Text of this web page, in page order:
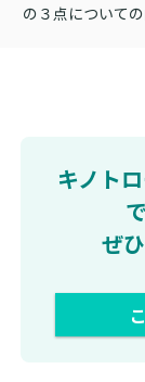
の３点についての
キノト
ぜ